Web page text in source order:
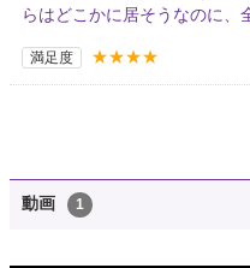
らはどこかに居そうなのに、
満足度 ★★★★
動画 1